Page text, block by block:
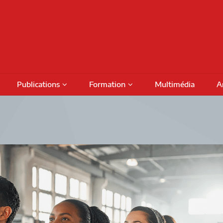
Activités savoirs partagés
Séminaires réguliers
Rencontres de projet
Publications
Livres
Rapports de recherche
DAMT
Formation Multimédia